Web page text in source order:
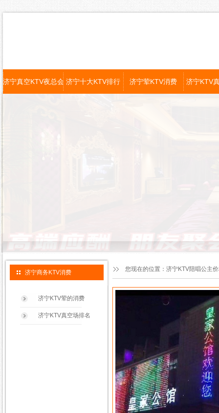
济宁真空KTV夜总会 济宁十大KTV排行 济宁荤KTV消费 济宁KTV
您现在的位置： 济宁KTV陪唱公主
济宁商务KTV消费
济宁KTV荤的消费
济宁KTV真空场排名